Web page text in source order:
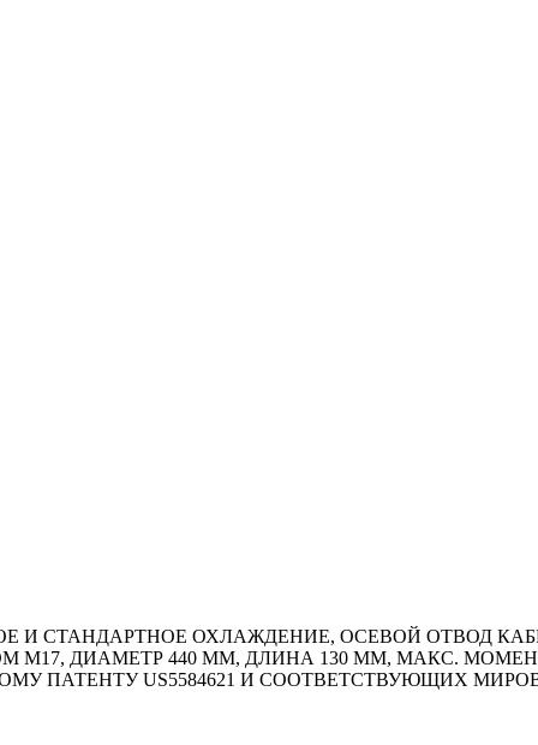
И СТАНДАРТНОЕ ОХЛАЖДЕНИЕ, ОСЕВОЙ ОТВОД
М17, ДИАМЕТР 440 ММ, ДЛИНА 130 ММ, МАКС.
ПАТЕНТУ US5584621 И СООТВЕТСТВУЮЩИХ